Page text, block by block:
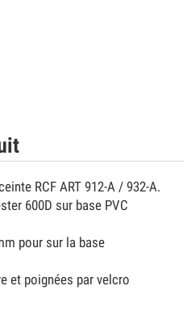
RCF ART 912-A / 932-A.
600D sur base PVC
pour sur la base
et poignées par velcro